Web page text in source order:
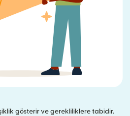
gösterir ve gerekliliklere tabidir.